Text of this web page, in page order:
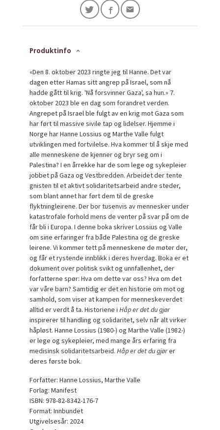
Produktinfo
«Den 8. oktober 2023 ringte jeg til Hanne. Det var
dagen etter Hamas sitt angrep på Israel, som nå
hadde gått til krig. 'Nå forsvinner Gaza', sa hun.» 7.
oktober 2023 ble en dag som forandret verden.
Angrepet på Israel ble fulgt av en krig mot Gaza som
har ført til massive sivile tap og lidelser. Hjemme i
Norge har Hanne Lossius og Marthe Valle fulgt
utviklingen med fortvilelse. Hva kommer til å skje med
alle menneskene de kjenner og bryr seg om i
Palestina? I en årrekke har de som lege og sykepleier
jobbet på Gaza og Vestbredden. Arbeidet der tente
gnisten til et aktivt solidaritetsarbeid andre steder,
som blant annet har ført dem til de greske
flyktningleirene. Der bor tusenvis av mennesker under
katastrofale forhold mens de venter på svar på om de
får bli i Europa. I denne boka skriver Lossius og Valle
om sine erfaringer fra både Palestina og de greske
leirene. Vi kommer tett på menneskene de møter der,
og får et rystende innblikk i deres hverdag. Boka er et
dokument over politisk svikt og unnfallenhet, der
forfatterne spør: Hva om dette var oss? Hva om det
var våre barn? Samtidig er det en historie om mot og
samhold, som viser at kampen for menneskeverdet
alltid er verdt å ta. Historiene iHåp er det du gjør
inspirerer til handling og solidaritet, selv når alt virker
håpløst. Hanne Lossius (1980-) og Marthe Valle (1982-)
er lege og sykepleier, med mange års erfaring fra
medisinsk solidaritetsarbeid.Håp er det du gjører
deres første bok.
Forfatter: Hanne Lossius, Marthe Valle
Forlag: Manifest
ISBN: 978-82-8342-176-7
Format: Innbundet
Utgivelsesår: 2024